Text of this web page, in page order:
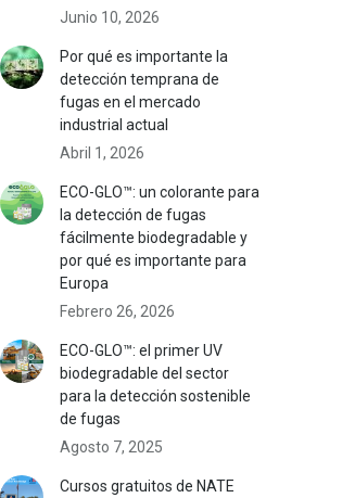
Junio 10, 2026
Por qué es importante la
detección temprana de
fugas en el mercado
industrial actual
Abril 1, 2026
ECO-GLO™: un colorante para
la detección de fugas
fácilmente biodegradable y
por qué es importante para
Europa
Febrero 26, 2026
ECO-GLO™: el primer UV
biodegradable del sector
para la detección sostenible
de fugas
Agosto 7, 2025
Cursos gratuitos de NATE